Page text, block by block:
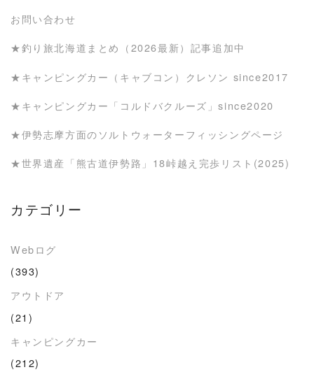
お問い合わせ
★釣り旅北海道まとめ（2026最新）記事追加中
★キャンピングカー（キャブコン）クレソン since2017
★キャンピングカー「コルドバクルーズ」since2020
★伊勢志摩方面のソルトウォーターフィッシングページ
★世界遺産「熊古道伊勢路」18峠越え完歩リスト(2025)
カテゴリー
Webログ
(393)
アウトドア
(21)
キャンピングカー
(212)